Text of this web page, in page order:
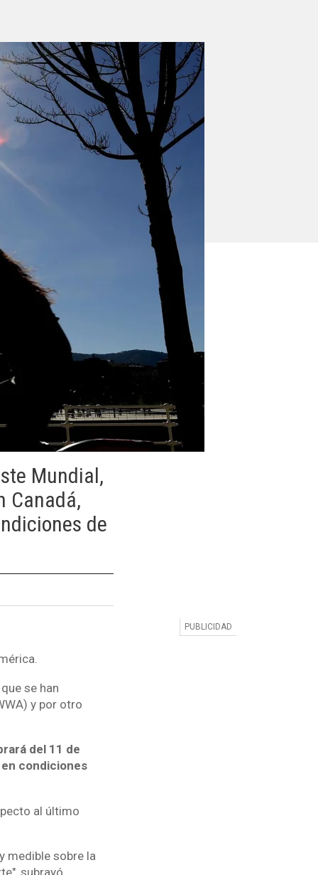
Mundial,
Canadá,
de
se han
y por otro
del 11 de
condiciones
al último
medible sobre la